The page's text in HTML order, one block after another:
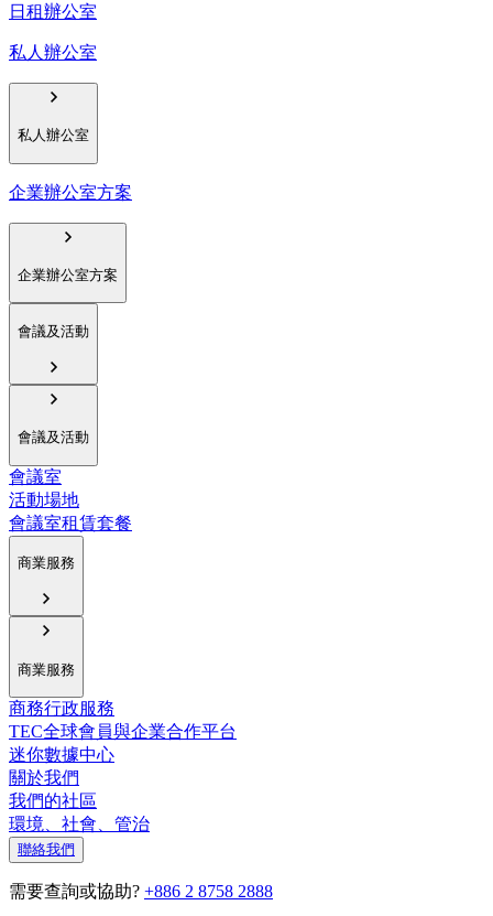
日租辦公室
私人辦公室
私人辦公室
企業辦公室方案
企業辦公室方案
會議及活動
會議及活動
會議室
活動場地
會議室租賃套餐
商業服務
商業服務
商務行政服務
TEC全球會員與企業合作平台
迷你數據中心
關於我們
我們的社區
環境、社會、管治
聯絡我們
需要查詢或協助? +886 2 8758 2888